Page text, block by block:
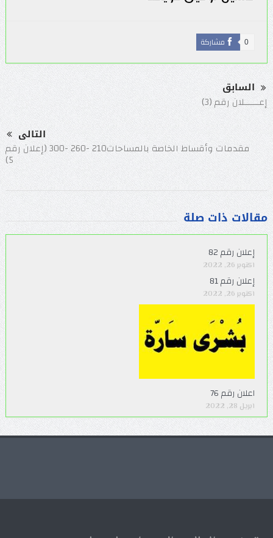
مشاركة 0
السابق
إعــــــلان رقم (3)
التالى
مقدمات وأقساط الخاصة بالمساحات210 -260 -300 (إعلان رقم
5)
مقالات ذات صلة
إعلان رقم 82
أكتوبر 26, 2022
إعلان رقم 81
أكتوبر 26, 2022
اعلان رقم 76
أبريل 28, 2022